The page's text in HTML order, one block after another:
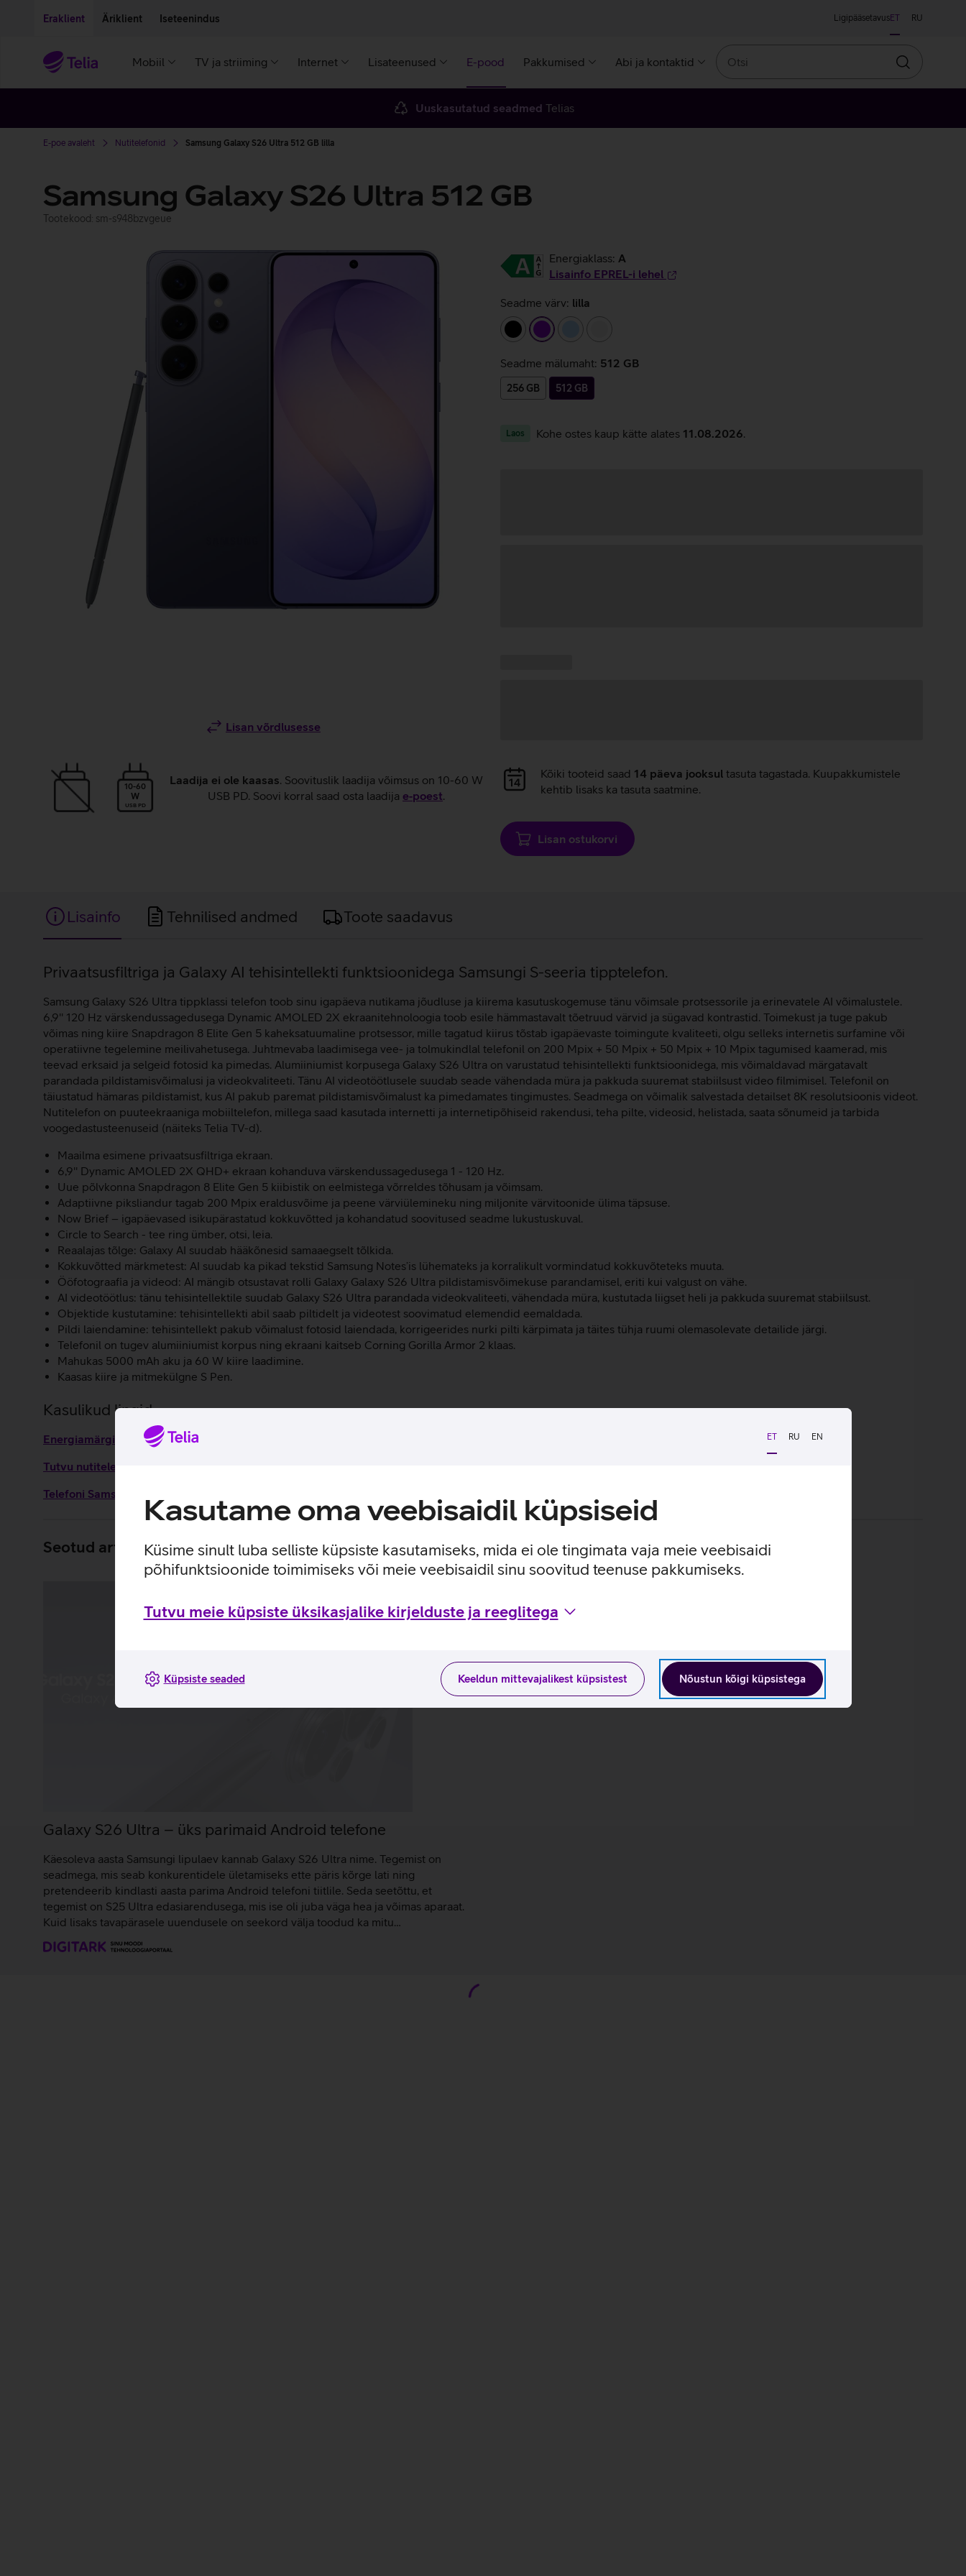
ET RU EN
Kasutame oma veebisaidil küpsiseid
Küsime sinult luba selliste küpsiste kasutamiseks, mida ei ole tingimata vaja meie veebisaidi
põhifunktsioonide toimimiseks või meie veebisaidil sinu soovitud teenuse pakkumiseks.
Tutvu meie küpsiste üksikasjalike kirjelduste ja reeglitega
Nõustun kõigi küpsistega
Keeldun mittevajalikest küpsistest
Küpsiste seaded
Eraklient Äriklient Iseteenindus LigipääsetavusET RU
Mobiil TV ja striiming Internet Lisateenused E-pood Pakkumised Abi ja kontaktid
Otsin
Uuskasutatud seadmed Telias
E-poe avaleht Nutitelefonid Samsung Galaxy S26 Ultra 512 GB lilla
Samsung Galaxy S26 Ultra 512 GB
Tootekood: sm-s948bzvgeue
Lisan võrdlusesse
10-60
W
USB PD
Laadija ei ole kaasas. Soovituslik laadija võimsus on 10-60 W
USB PD. Soovi korral saad osta laadija e‑poest.
Energiaklass: A
Lisainfo EPREL-i lehel
Seadme värv: lilla
must
lilla
Seadme mälumaht: 512 GB
256 GB 512 GB
Laos Kohe ostes kaup kätte alates 11.08.2026
Andmete
laadimine
Kõiki tooteid saad 14 päeva jooksul tasuta tagastada. Kuupakkumistele
kehtib lisaks ka tasuta saatmine.
Lisan ostukorvi
Lisainfo Tehnilised andmed Toote saadavus
Lisainfo
Privaatsusfiltriga ja Galaxy AI tehisintellekti funktsioonidega Samsungi S-seeria tipptelefon.
Samsung Galaxy S26 Ultra tippklassi telefon toob sinu igapäeva nutikama jõudluse ja kiirema kasutuskogemuse tänu võimsale protsessorile ja erinevatele AI võimalustele.
6,9'' 120 Hz värskendussagedusega Dynamic AMOLED 2X ekraanitehnoloogia toob esile hämmastavalt tõetruud värvid ja sügavad kontrastid. Toimekust ja tuge pakub
võimas ning kiire Snapdragon 8 Elite Gen 5 kaheksatuumaline protsessor, mille tagatud kiirus tõstab igapäevaste toimingute kvaliteeti, olgu selleks internetis surfamine või
operatiivne tegelemine meilivahetusega. Juhtmevaba laadimisega vee- ja tolmukindlal telefonil on 200 Mpix + 50 Mpix + 50 Mpix + 10 Mpix tagumised kaamerad, mis
teevad erksaid ja selgeid fotosid ka pimedas. Alumiiniumist korpusega Galaxy S26 Ultra on varustatud tehisintellekti funktsioonidega, mis võimaldavad märgatavalt
parandada pildistamisvõimalusi ja videokvaliteeti. Tänu AI videotöötlusele suudab seade vähendada müra ja pakkuda suuremat stabiilsust video filmimisel. Telefonil on
täiustatud hämaras pildistamist, kus AI pakub paremat pildistamisvõimalust ka pimedamates tingimustes. Seadmega on võimalik salvestada detailset 8K resolutsioonis videot.
Nutitelefon on puuteekraaniga mobiiltelefon, millega saad kasutada internetti ja internetipõhiseid rakendusi, teha pilte, videosid, helistada, saata sõnumeid ja tarbida
voogedastusteenuseid (näiteks Telia TV-d).
Maailma esimene privaatsusfiltriga ekraan.
6,9'' Dynamic AMOLED 2X QHD+ ekraan kohanduva värskendussagedusega 1 - 120 Hz.
Uue põlvkonna Snapdragon 8 Elite Gen 5 kiibistik on eelmistega võrreldes tõhusam ja võimsam.
Adaptiivne piksliandur tagab 200 Mpix eraldusvõime ja peene värviülemineku ning miljonite värvitoonide ülima täpsuse.
Now Brief – igapäevased isikupärastatud kokkuvõtted ja kohandatud soovitused seadme lukustuskuval.
Circle to Search - tee ring ümber, otsi, leia.
Reaalajas tõlge: Galaxy AI suudab hääkõnesid samaaegselt tõlkida.
Kokkuvõtted märkmetest: AI suudab ka pikad tekstid Samsung Notes’is lühemateks ja korralikult vormindatud kokkuvõteteks muuta.
Ööfotograafia ja videod: AI mängib otsustavat rolli Galaxy Galaxy S26 Ultra pildistamisvõimekuse parandamisel, eriti kui valgust on vähe.
AI videotöötlus: tänu tehisintellektile suudab Galaxy S26 Ultra parandada videokvaliteeti, vähendada müra, kustutada liigset heli ja pakkuda suuremat stabiilsust.
Objektide kustutamine: tehisintellekti abil saab piltidelt ja videotest soovimatud elemendid eemaldada.
Pildi laiendamine: tehisintellekt pakub võimalust fotosid laiendada, korrigeerides nurki pilti kärpimata ja täites tühja ruumi olemasolevate detailide järgi.
Telefonil on tugev alumiiniumist korpus ning ekraani kaitseb Corning Gorilla Armor 2 klaas.
Mahukas 5000 mAh aku ja 60 W kiire laadimine.
Kaasas kiire ja mitmekülgne S Pen.
Kasulikud lingid
Energiamärgis
Tutvu nutitelefoni Samsung Galaxy S26 Ultra omaduste ja kasutusviisidega tootja kodulehel
Telefoni Samsung Galaxy S26 Ultra seadistamise juhised
Seotud artiklid ja videod
Galaxy S26 Ultra – üks parimaid Android telefone
Käesoleva aasta Samsungi lipulaev kannab Galaxy S26 Ultra nime. Tegemist on
seadmega, mis seab konkurentidele ületamiseks ette päris kõrge lati ning
pretendeerib kindlasti aasta parima Android telefoni tiitlile. Seda seetõttu, et
tegemist on S25 Ultra edasiarendusega, mis ise oli juba väga hea ja võimas aparaat.
Kuid lisaks tavapärasele uuendusele on seekord välja toodud ka mitu…